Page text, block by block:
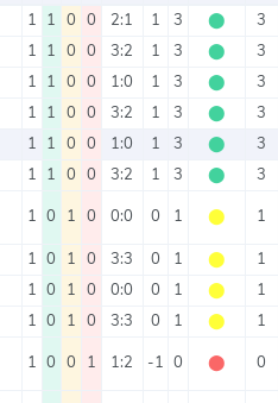
1 1 0 0 2:1 1 3 ⬤ 3
1 1 0 0 3:2 1 3 ⬤ 3
1 1 0 0 1:0 1 3 ⬤ 3
1 1 0 0 3:2 1 3 ⬤ 3
1 1 0 0 1:0 1 3 ⬤ 3
1 1 0 0 3:2 1 3 ⬤ 3
1 0 1 0 0:0 0 1 ⬤ 1
1 0 1 0 3:3 0 1 ⬤ 1
1 0 1 0 0:0 0 1 ⬤ 1
1 0 1 0 3:3 0 1 ⬤ 1
1 0 0 1 1:2 -1 0 ⬤ 0